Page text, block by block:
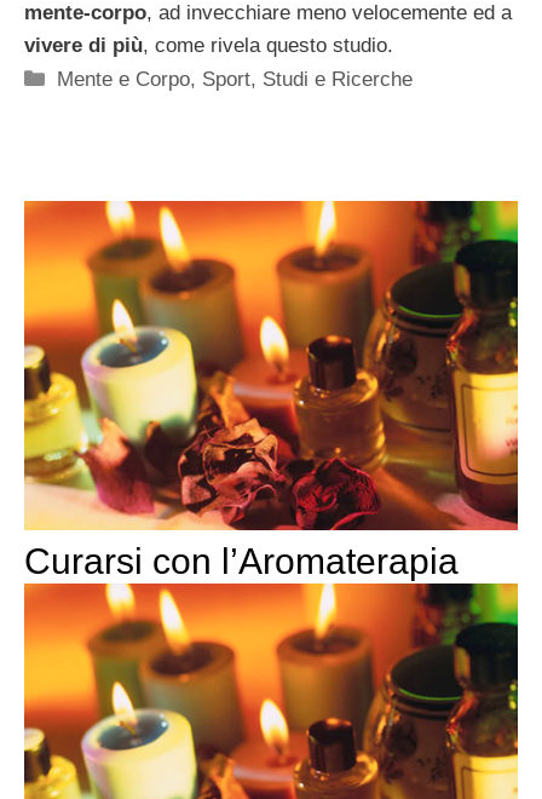
mente-corpo, ad invecchiare meno velocemente ed a
vivere di più, come rivela questo studio.
Categorie
Mente e Corpo, Sport, Studi e Ricerche
Curarsi con l’Aromaterapia